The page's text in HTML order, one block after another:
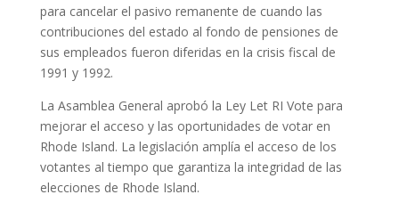
para cancelar el pasivo remanente de cuando las
contribuciones del estado al fondo de pensiones de
sus empleados fueron diferidas en la crisis fiscal de
1991 y 1992.
La Asamblea General aprobó la Ley Let RI Vote para
mejorar el acceso y las oportunidades de votar en
Rhode Island. La legislación amplía el acceso de los
votantes al tiempo que garantiza la integridad de las
elecciones de Rhode Island.